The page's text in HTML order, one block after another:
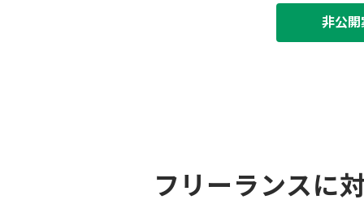
非公
フリーランスに